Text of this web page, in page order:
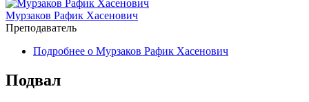
Мурзаков Рафик Хасенович
Преподаватель
Подробнее о Мурзаков Рафик Хасенович
Подвал